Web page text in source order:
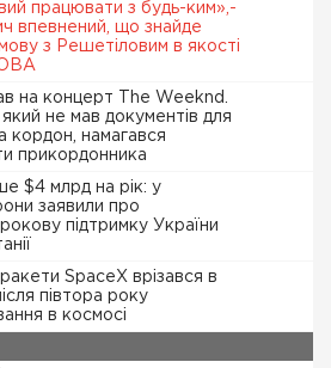
працювати з будь-ким»,-
впевнений, що знайде
мову з Решетіловим в якості
ОВА
на концерт The Weeknd.
не мав документів для
кордон, намагався
прикордонника
$4 млрд на рік: у
заявили про
підтримку України
SpaceX врізався в
півтора року
в космосі